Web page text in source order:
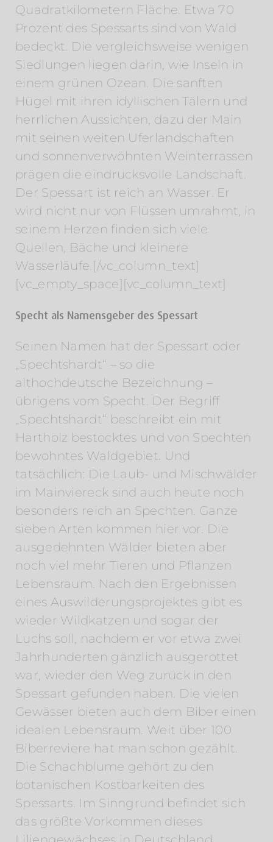
Quadratkilometern Fläche. Etwa 70
Prozent des Spessarts sind von Wald
bedeckt. Die vergleichsweise wenigen
Siedlungen liegen darin, wie Inseln in
einem grünen Ozean. Die sanften
Hügel mit ihren idyllischen Tälern und
herrlichen Aussichten, dazu der Main
mit seinen weiten Uferlandschaften
und sonnenverwöhnten Weinterrassen
prägen die eindrucksvolle Landschaft.
Der Spessart ist reich an Wasser. Er
wird nicht nur von Flüssen umrahmt, in
seinem Herzen finden sich viele
Quellen, Bäche und kleinere
Wasserläufe.[/vc_column_text]
[vc_empty_space][vc_column_text]
Specht als Namensgeber des Spessart
Seinen Namen hat der Spessart oder
„Spechtshardt“ – so die
althochdeutsche Bezeichnung –
übrigens vom Specht. Der Begriff
„Spechtshardt“ beschreibt ein mit
Hartholz bestocktes und von Spechten
bewohntes Waldgebiet. Und
tatsächlich: Die Laub- und Mischwälder
im Mainviereck sind auch heute noch
besonders reich an Spechten. Ganze
sieben Arten kommen hier vor. Die
ausgedehnten Wälder bieten aber
noch viel mehr Tieren und Pflanzen
Lebensraum. Nach den Ergebnissen
eines Auswilderungsprojektes gibt es
wieder Wildkatzen und sogar der
Luchs soll, nachdem er vor etwa zwei
Jahrhunderten gänzlich ausgerottet
war, wieder den Weg zurück in den
Spessart gefunden haben. Die vielen
Gewässer bieten auch dem Biber einen
idealen Lebensraum. Weit über 100
Biberreviere hat man schon gezählt.
Die Schachblume gehört zu den
botanischen Kostbarkeiten des
Spessarts. Im Sinngrund befindet sich
das größte Vorkommen dieses